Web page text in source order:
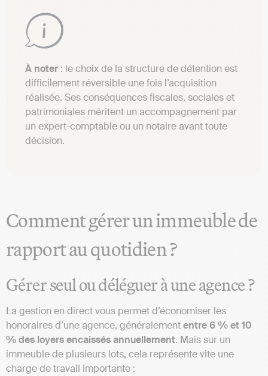
À noter : le choix de la structure de détention est
difficilement réversible une fois l’acquisition
réalisée. Ses conséquences fiscales, sociales et
patrimoniales méritent un accompagnement par
un expert-comptable ou un notaire avant toute
décision.
Comment gérer un immeuble de
rapport au quotidien ?
Gérer seul ou déléguer à une agence ?
La gestion en direct vous permet d’économiser les
honoraires d’une agence, généralemententre 6 % et 10
% des loyers encaissés annuellement. Mais sur un
immeuble de plusieurs lots, cela représente vite une
charge de travail importante :